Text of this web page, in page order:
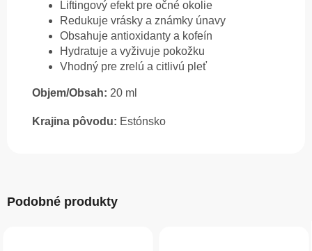
Liftingový efekt pre očné okolie
Redukuje vrásky a známky únavy
Obsahuje antioxidanty a kofeín
Hydratuje a vyživuje pokožku
Vhodný pre zrelú a citlivú pleť
Objem/Obsah: 20 ml
Krajina pôvodu: Estónsko
Podobné produkty